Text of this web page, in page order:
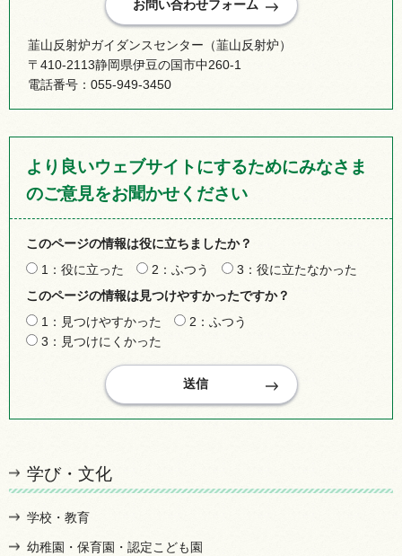
韮山反射炉ガイダンスセンター（韮山反射炉）
〒410-2113静岡県伊豆の国市中260-1
電話番号：055-949-3450
より良いウェブサイトにするためにみなさま
のご意見をお聞かせください
このページの情報は役に立ちましたか？
1：役に立った
2：ふつう
3：役に立たなかった
このページの情報は見つけやすかったですか？
1：見つけやすかった
2：ふつう
3：見つけにくかった
学び・文化
学校・教育
幼稚園・保育園・認定こども園